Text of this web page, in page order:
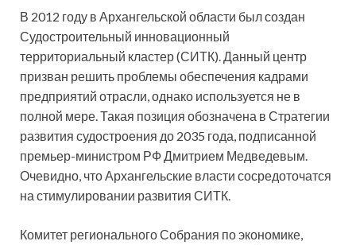
В 2012 году в Архангельской области былсоздан
Судостроительный инновационный
территориальный кластер (СИТК). Данный центр
призван решить проблемы обеспечения кадрами
предприятий отрасли, однако используется не в
полной мере. Такая позиция обозначена в Стратегии
развития судостроения до 2035 года, подписанной
премьер-министром РФ Дмитрием Медведевым.
Очевидно, что Архангельские власти сосредоточатся
на стимулировании развития СИТК.
Комитет регионального Собрания по экономике,